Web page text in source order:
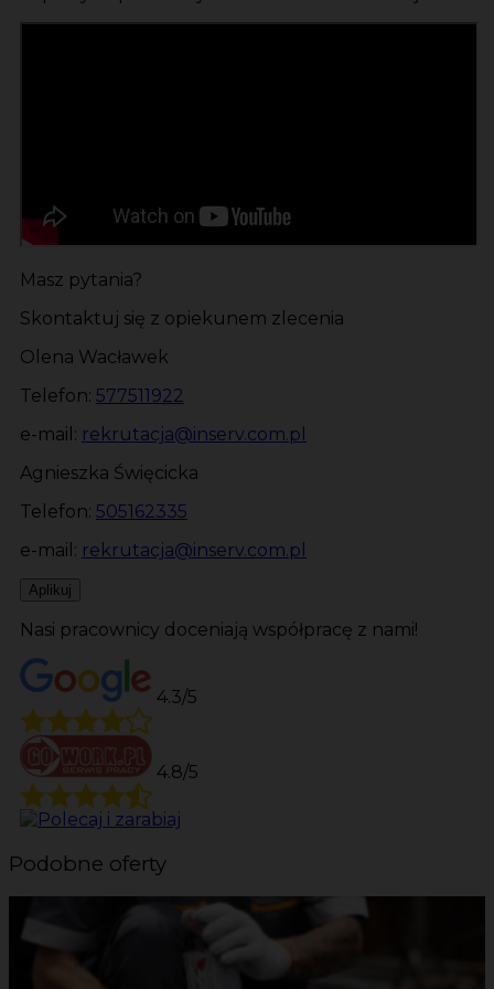
Masz pytania?
Skontaktuj się z opiekunem zlecenia
Olena Wacławek
Telefon: 577511922
e-mail: rekrutacja@inserv.com.pl
Agnieszka Święcicka
Telefon: 505162335
e-mail: rekrutacja@inserv.com.pl
Aplikuj
Nasi pracownicy doceniają współpracę z nami!
4.3/5
4.8/5
Podobne oferty